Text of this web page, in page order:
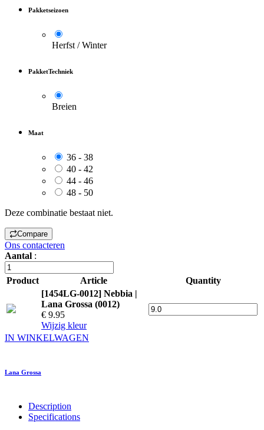
Pakketseizoen
Herfst / Winter
PakketTechniek
Breien
Maat
36 - 38
40 - 42
44 - 46
48 - 50
Deze combinatie bestaat niet.
Compare
Ons contacteren
Aantal :
Product Article
Quantity
[1454LG-0012] Nebbia |
Lana Grossa (0012)
€ 9.95
Wijzig kleur
IN WINKELWAGEN
Lana Grossa
Description
Specifications